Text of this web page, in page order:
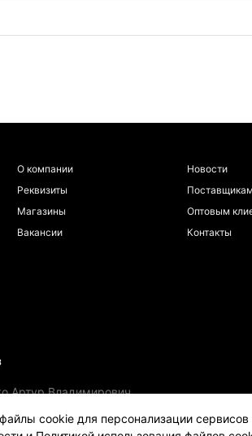
cookie для персонализации
О компании
Реквизиты
Магазины
Вакансии
Новости
Поставщикам
Оптовым
Контакты
Артур Владимирович